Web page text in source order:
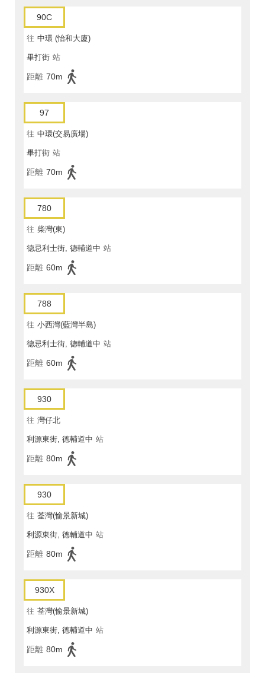
90C
往 中環 (怡和大廈)
畢打街 站
距離 70m
97
往 中環(交易廣場)
畢打街 站
距離 70m
780
往 柴灣(東)
德忌利士街, 德輔道中 站
距離 60m
788
往 小西灣(藍灣半島)
德忌利士街, 德輔道中 站
距離 60m
930
往 灣仔北
利源東街, 德輔道中 站
距離 80m
930
往 荃灣(愉景新城)
利源東街, 德輔道中 站
距離 80m
930X
往 荃灣(愉景新城)
利源東街, 德輔道中 站
距離 80m